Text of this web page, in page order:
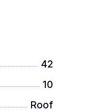
42
10
Roof